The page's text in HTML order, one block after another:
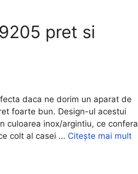
pret si
daca ne dorim un aparat de
foarte bun. Design-ul acestui
culoarea inox/argintiu, ce confera
colt al casei … Citește mai mult